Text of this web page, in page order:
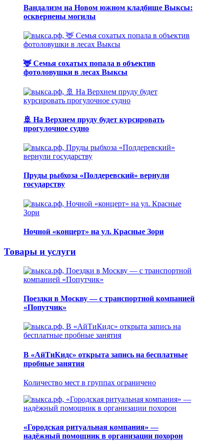
Вандализм на Новом южном кладбище Выксы:
осквернены могилы
🦌 Семья сохатых попала в объектив
фотоловушки в лесах Выксы
🚢 На Верхнем пруду будет курсировать
прогулочное судно
Пруды рыбхоза «Полдеревский» вернули
государству
Ночной «концерт» на ул. Красные Зори
Товары и услуги
Поездки в Москву — с транспортной компанией
«Попутчик»
В «АйТиКидс» открыта запись на бесплатные
пробные занятия
Количество мест в группах ограничено
«Городская ритуальная компания» —
надёжный помощник в организации похорон